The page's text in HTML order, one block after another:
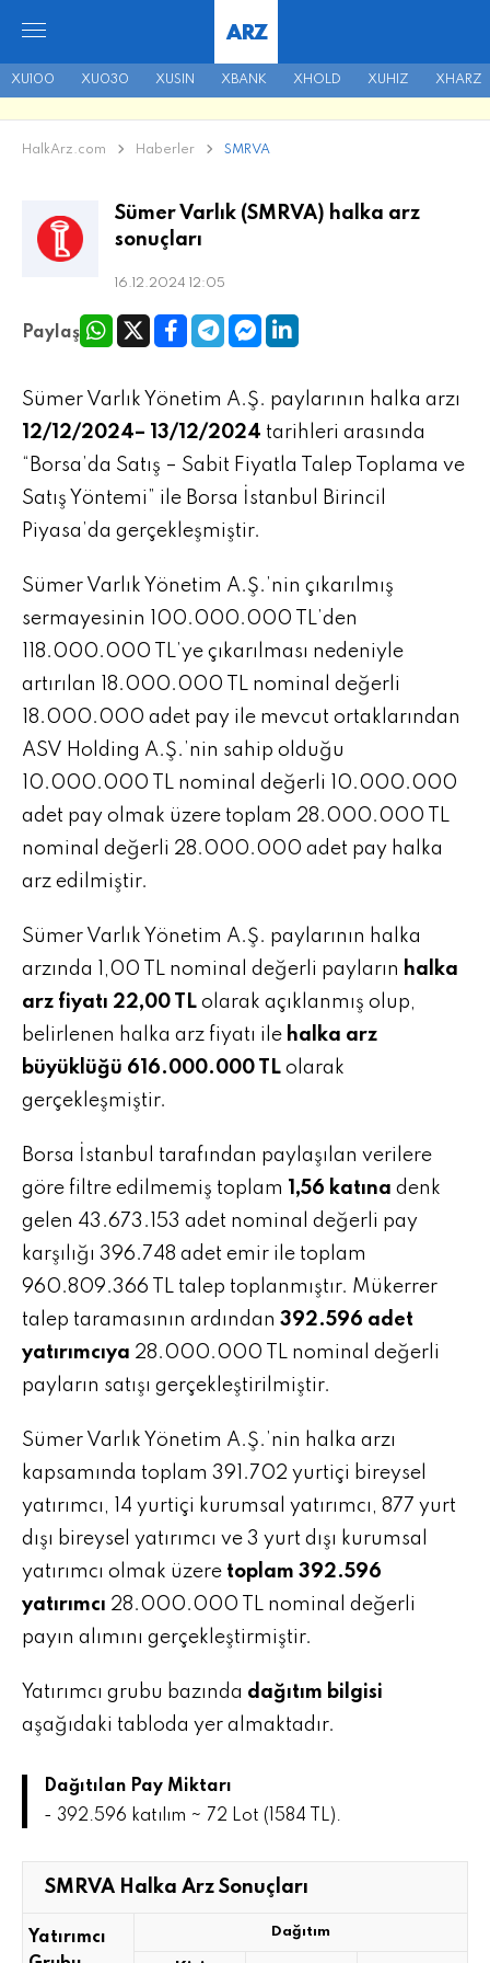
XU100 XU030 XUSIN XBANK XHOLD XUHIZ XHARZ
ARZ
HalkArz.com Haberler SMRVA
Sümer Varlık (SMRVA) halka arz
sonuçları
16.12.2024 12:05
Paylaş
Sümer Varlık Yönetim A.Ş. paylarının halka arzı
12/12/2024– 13/12/2024 tarihleri arasında
“Borsa’da Satış – Sabit Fiyatla Talep Toplama ve
Satış Yöntemi” ile Borsa İstanbul Birincil
Piyasa’da gerçekleşmiştir.
Sümer Varlık Yönetim A.Ş.’nin çıkarılmış
sermayesinin 100.000.000 TL’den
118.000.000 TL’ye çıkarılması nedeniyle
artırılan 18.000.000 TL nominal değerli
18.000.000 adet pay ile mevcut ortaklarından
ASV Holding A.Ş.’nin sahip olduğu
10.000.000 TL nominal değerli 10.000.000
adet pay olmak üzere toplam 28.000.000 TL
nominal değerli 28.000.000 adet pay halka
arz edilmiştir.
Sümer Varlık Yönetim A.Ş. paylarının halka
arzında 1,00 TL nominal değerli payların halka
arz fiyatı 22,00 TL olarak açıklanmış olup,
belirlenen halka arz fiyatı ile halka arz
büyüklüğü 616.000.000 TL olarak
gerçekleşmiştir.
Borsa İstanbul tarafından paylaşılan verilere
göre filtre edilmemiş toplam 1,56 katına denk
gelen 43.673.153 adet nominal değerli pay
karşılığı 396.748 adet emir ile toplam
960.809.366 TL talep toplanmıştır. Mükerrer
talep taramasının ardından 392.596 adet
yatırımcıya 28.000.000 TL nominal değerli
payların satışı gerçekleştirilmiştir.
Sümer Varlık Yönetim A.Ş.’nin halka arzı
kapsamında toplam 391.702 yurtiçi bireysel
yatırımcı, 14 yurtiçi kurumsal yatırımcı, 877 yurt
dışı bireysel yatırımcı ve 3 yurt dışı kurumsal
yatırımcı olmak üzere toplam 392.596
yatırımcı 28.000.000 TL nominal değerli
payın alımını gerçekleştirmiştir.
Yatırımcı grubu bazında dağıtım bilgisi
aşağıdaki tabloda yer almaktadır.
Dağıtılan Pay Miktarı
- 392.596 katılım ~ 72 Lot (1584 TL).
SMRVA Halka Arz Sonuçları
Yatırımcı
Dağıtım